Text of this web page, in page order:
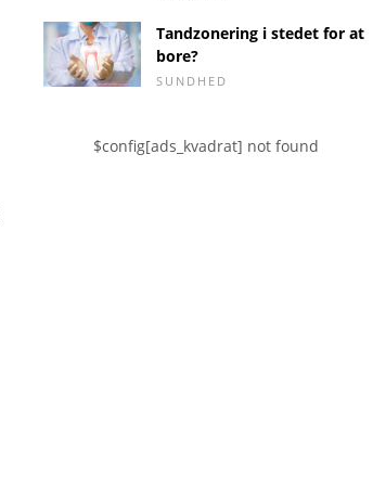
Tandzonering i stedet for at
bore?
SUNDHED
$config[ads_kvadrat] not found